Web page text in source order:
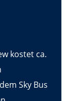
kostet ca.
Sky Bus